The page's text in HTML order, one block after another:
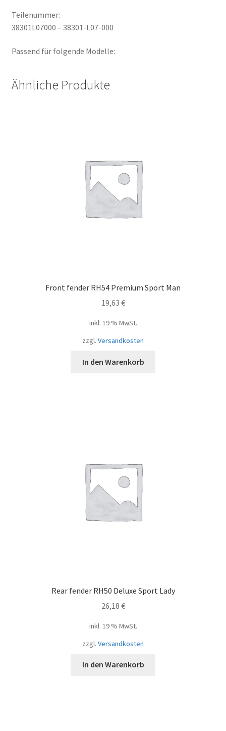
Teilenummer:
38301L07000 – 38301-L07-000
Passend für folgende Modelle:
Ähnliche Produkte
Front fender RH54 Premium Sport Man
19,63 €
inkl. 19 % MwSt.
zzgl. Versandkosten
In den Warenkorb
Rear fender RH50 Deluxe Sport Lady
26,18 €
inkl. 19 % MwSt.
zzgl. Versandkosten
In den Warenkorb